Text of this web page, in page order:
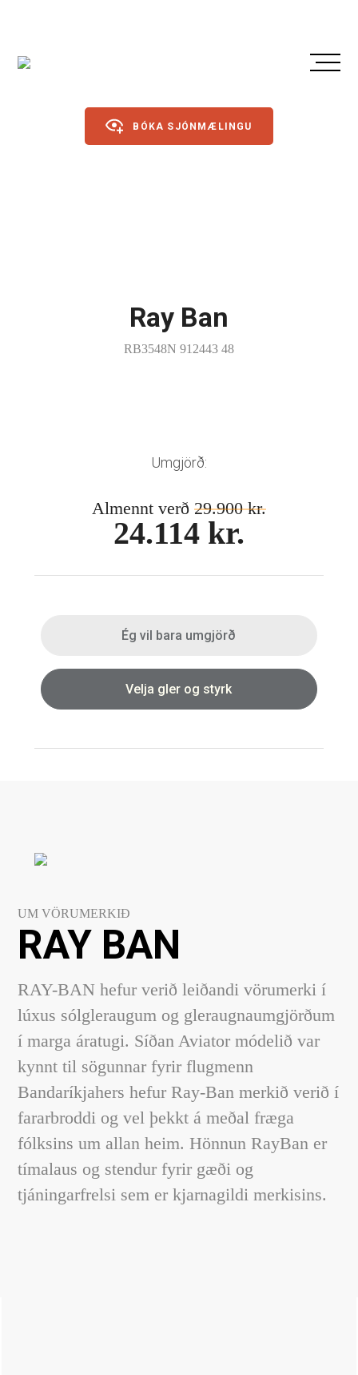
BÓKA SJÓNMÆLINGU
Ray Ban
RB3548N 912443 48
Umgjörð:
Almennt verð 29.900 kr.
24.114 kr.
Ég vil bara umgjörð
Velja gler og styrk
UM VÖRUMERKIÐ
RAY BAN
RAY-BAN hefur verið leiðandi vörumerki í
lúxus sólgleraugum og gleraugnaumgjörðum
í marga áratugi. Síðan Aviator módelið var
kynnt til sögunnar fyrir flugmenn
Bandaríkjahers hefur Ray-Ban merkið verið í
fararbroddi og vel þekkt á meðal fræga
fólksins um allan heim. Hönnun RayBan er
tímalaus og stendur fyrir gæði og
tjáningarfrelsi sem er kjarnagildi merkisins.